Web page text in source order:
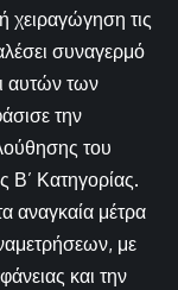
χειραγώγηση τις
συναγερμό
αυτών των
την
του
Κατηγορίας.
αναγκαία μέτρα
με
και την